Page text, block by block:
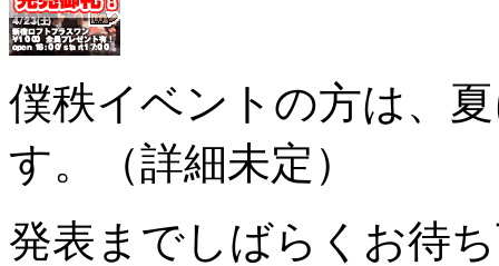
僕秩イベントの方は、
す。（詳細未定）
発表までしばらくお待